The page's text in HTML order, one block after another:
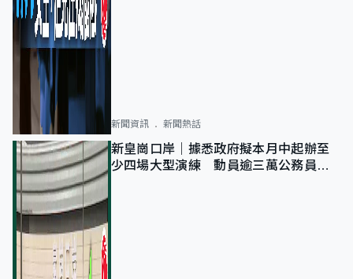
新聞資訊 新聞熱話
新皇崗口岸｜據悉政府擬本月中起辦至
少四場大型演練 動員逾三萬公務員人